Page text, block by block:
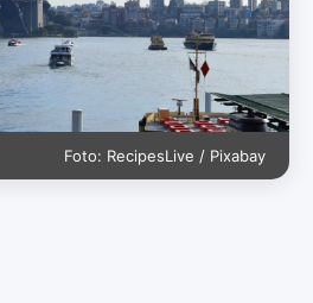
Foto: RecipesLive / Pixabay